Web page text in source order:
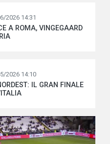
2026 14:31
A ROMA, VINGEGAARD
2026 14:10
IL GRAN FINALE